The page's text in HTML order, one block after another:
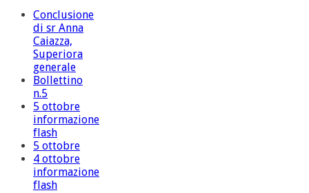
Conclusione
di sr Anna
Caiazza,
Superiora
generale
Bollettino
n.5
5 ottobre
informazione
flash
5 ottobre
4 ottobre
informazione
flash